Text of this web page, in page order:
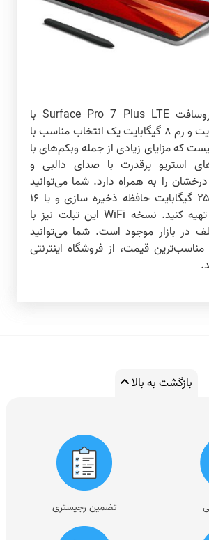
خرید تبلت مایکروسافت Surface Pro 7 Plus LTE با
حافظه ۱۲۸ گیگابایت و رم ۸ گیگابایت یک انتخاب مناسب با
که مزایای زیادی از جمله وبکم‌های با
استریو پرقدرت با صدای دالبی و
را به همراه دارد. شما می‌توانید
این تبلت را با ۲۵۶ گیگابایت حافظه ذخیره سازی و یا ۱۶
گیگابایت رم نیز تهیه کنید. نسخه WiFi این تبلت نیز با
در بازار موجود است. شما می‌توانید
مناسب‌ترین قیمت، از فروشگاه اینترنتی
بازگشت به بالا
تضمین رجیستری